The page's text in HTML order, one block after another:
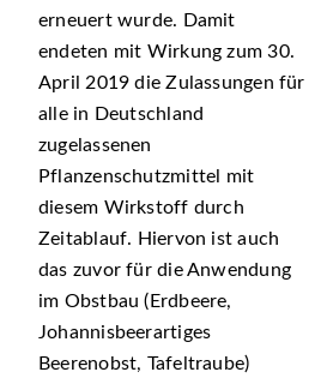
erneuert wurde. Damit
endeten mit Wirkung zum 30.
April 2019 die Zulassungen für
alle in Deutschland
zugelassenen
Pflanzenschutzmittel mit
diesem Wirkstoff durch
Zeitablauf. Hiervon ist auch
das zuvor für die Anwendung
im Obstbau (Erdbeere,
Johannisbeerartiges
Beerenobst, Tafeltraube)